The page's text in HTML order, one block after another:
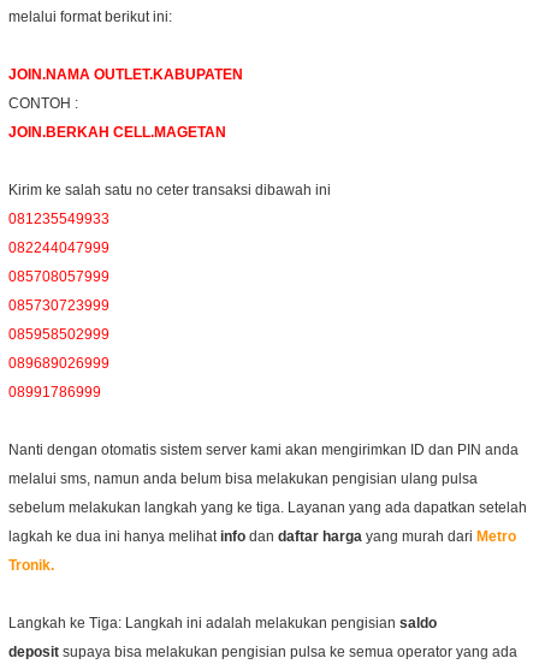
melalui format berikut ini:
JOIN.NAMA OUTLET.KABUPATEN
CONTOH :
JOIN.BERKAH CELL.MAGETAN
Kirim ke salah satu no ceter transaksi dibawah ini
081235549933
082244047999
085708057999
085730723999
085958502999
089689026999
08991786999
Nanti dengan otomatis sistem server kami akan mengirimkan ID dan PIN anda
melalui sms, namun anda belum bisa melakukan pengisian ulang pulsa
sebelum melakukan langkah yang ke tiga. Layanan yang ada dapatkan setelah
lagkah ke dua ini hanya melihat info dan daftar harga yang murah dari Metro
Tronik.
Langkah ke Tiga: Langkah ini adalah melakukan pengisian saldo
deposit supaya bisa melakukan pengisian pulsa ke semua operator yang ada